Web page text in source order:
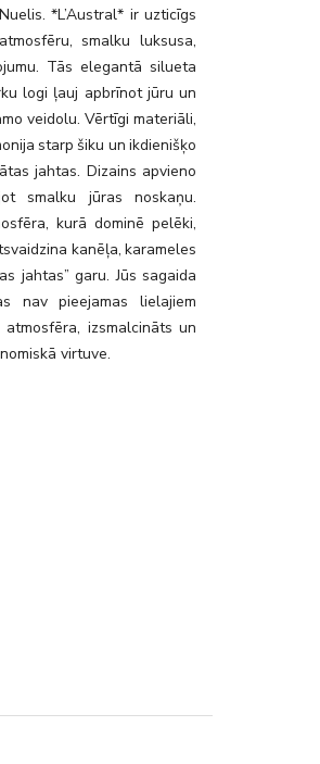
*L’Austral* ir uzticīgs
smalku luksusa,
Tās elegantā silueta
logi ļauj apbrīnot jūru un
veidolu. Vērtīgi materiāli,
starp šiku un ikdienišķo
jahtas. Dizains apvieno
smalku jūras noskaņu.
kurā dominē pelēki,
kanēļa, karameles
jahtas” garu. Jūs sagaida
nav pieejamas lielajiem
izsmalcināts un
virtuve.